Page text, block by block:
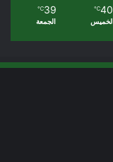
40
℃
الخميس
39
℃
الجمعة